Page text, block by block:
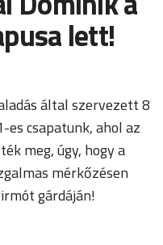
lett!
által szervezett 8
csapatunk, ahol az
meg, úgy, hogy a
mérkőzésen
gárdáján!